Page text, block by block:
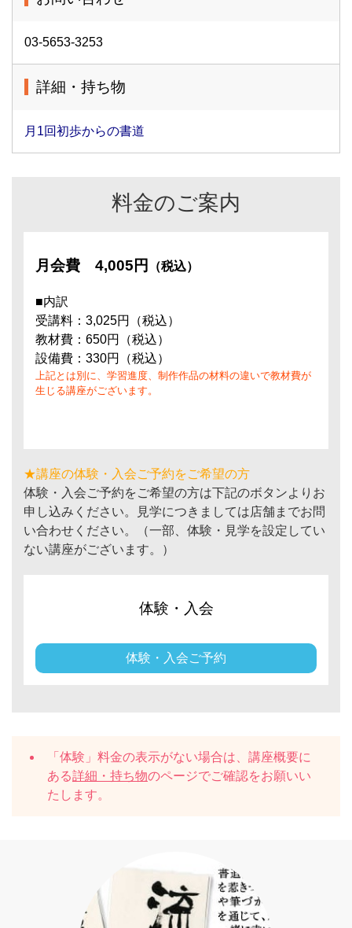
03-5653-3253
詳細・持ち物
月1回初歩からの書道
料金のご案内
月会費 4,005円 （税込）
■内訳
受講料：3,025円（税込）
教材費：650円（税込）
設備費：330円（税込）
上記とは別に、学習進度、制作作品の材料の違いで教材費が
生じる講座がございます。
★講座の体験・入会ご予約をご希望の方
体験・入会ご予約をご希望の方は下記のボタンよりお
申し込みください。見学につきましては店舗までお問
い合わせください。（一部、体験・見学を設定してい
ない講座がございます。）
体験・入会
体験・入会ご予約
「体験」料金の表示がない場合は、講座概要に
ある詳細・持ち物のページでご確認をお願いい
たします。